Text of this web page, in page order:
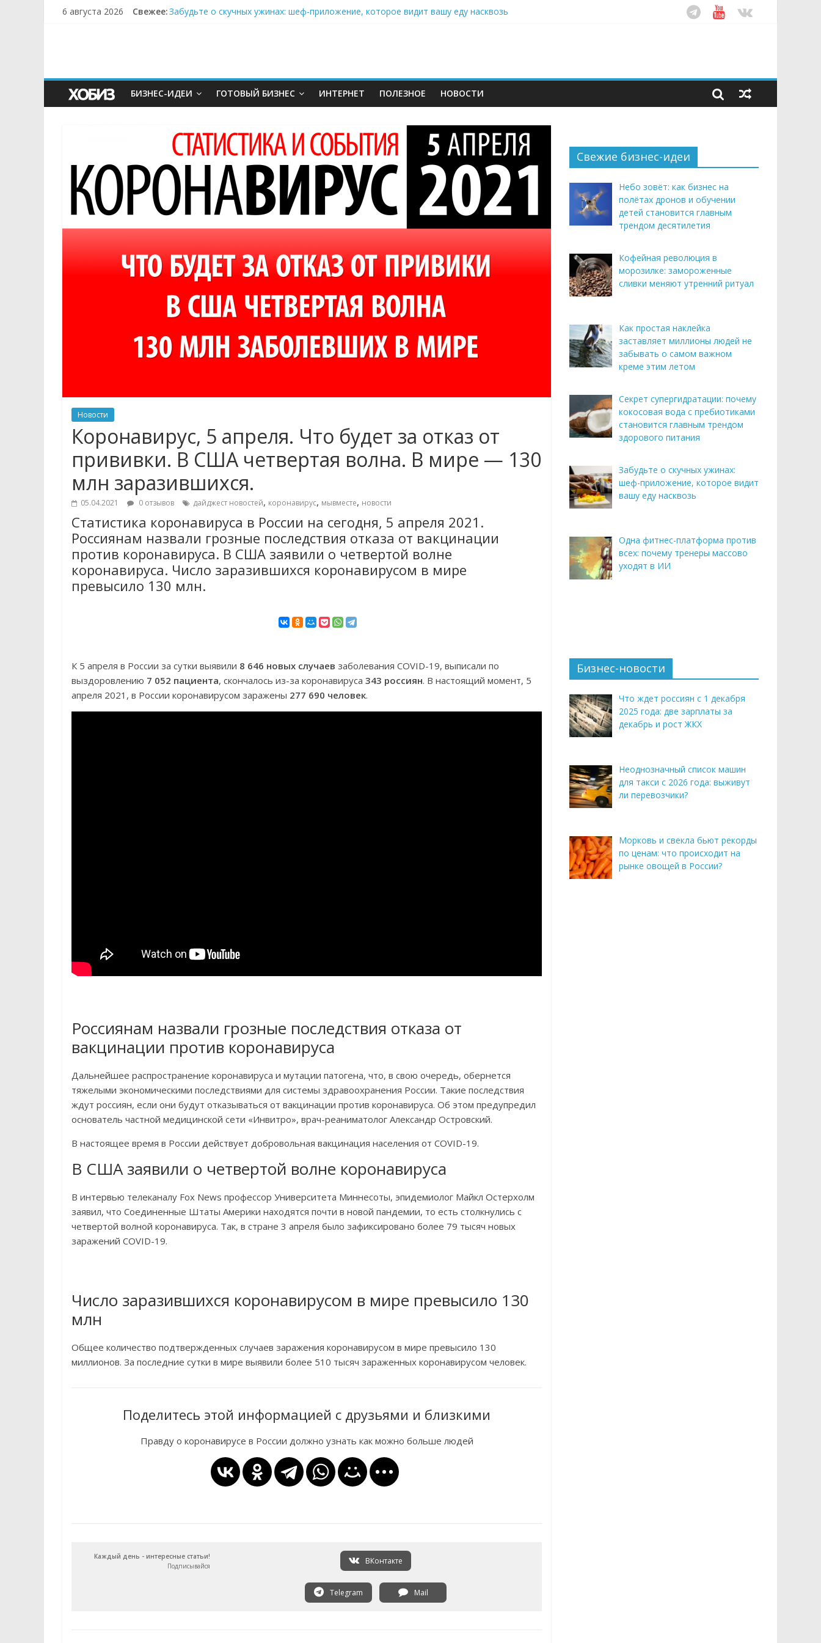
6 августа 2026 Свежее:Забудьте о скучных ужинах: шеф-приложение, которое видит вашу еду насквозь
БИЗНЕС-ИДЕИ ГОТОВЫЙ БИЗНЕС ИНТЕРНЕТ ПОЛЕЗНОЕ НОВОСТИ
Новости
Коронавирус, 5 апреля. Что будет за отказ от
прививки. В США четвертая волна. В мире — 130
млн заразившихся.
05.04.2021 0 отзывов дайджест новостей, коронавирус, мывместе, новости
Статистика коронавируса в России на сегодня, 5 апреля 2021.
Россиянам назвали грозные последствия отказа от вакцинации
против коронавируса. В США заявили о четвертой волне
коронавируса. Число заразившихся коронавирусом в мире
превысило 130 млн.
К 5 апреля в России за сутки выявили 8 646 новых случаев заболевания COVID-19, выписали по
выздоровлению 7 052 пациента, скончалось из-за коронавируса 343 россиян. В настоящий момент, 5
апреля 2021, в России коронавирусом заражены 277 690 человек.
Россиянам назвали грозные последствия отказа от
вакцинации против коронавируса
Дальнейшее распространение коронавируса и мутации патогена, что, в свою очередь, обернется
тяжелыми экономическими последствиями для системы здравоохранения России. Такие последствия
ждут россиян, если они будут отказываться от вакцинации против коронавируса. Об этом предупредил
основатель частной медицинской сети «Инвитро», врач-реаниматолог Александр Островский.
В настоящее время в России действует добровольная вакцинация населения от COVID-19.
В США заявили о четвертой волне коронавируса
В интервью телеканалу Fox News профессор Университета Миннесоты, эпидемиолог Майкл Остерхолм
заявил, что Соединенные Штаты Америки находятся почти в новой пандемии, то есть столкнулись с
четвертой волной коронавируса. Так, в стране 3 апреля было зафиксировано более 79 тысяч новых
заражений COVID-19.
Число заразившихся коронавирусом в мире превысило 130
млн
Общее количество подтвержденных случаев заражения коронавирусом в мире превысило 130
миллионов. За последние сутки в мире выявили более 510 тысяч зараженных коронавирусом человек.
Поделитесь этой информацией с друзьями и близкими
Правду о коронавирусе в России должно узнать как можно больше людей
Каждый день - интересные статьи!
Подписывайся
ВКонтакте
Telegram Mail
Свежие бизнес-идеи
Небо зовёт: как бизнес на
полётах дронов и обучении
детей становится главным
трендом десятилетия
Кофейная революция в
морозилке: замороженные
сливки меняют утренний ритуал
Как простая наклейка
заставляет миллионы людей не
забывать о самом важном
креме этим летом
Секрет супергидратации: почему
кокосовая вода с пребиотиками
становится главным трендом
здорового питания
Забудьте о скучных ужинах:
шеф-приложение, которое видит
вашу еду насквозь
Одна фитнес-платформа против
всех: почему тренеры массово
уходят в ИИ
Бизнес-новости
Что ждет россиян с 1 декабря
2025 года: две зарплаты за
декабрь и рост ЖКХ
Неоднозначный список машин
для такси с 2026 года: выживут
ли перевозчики?
Морковь и свекла бьют рекорды
по ценам: что происходит на
рынке овощей в России?